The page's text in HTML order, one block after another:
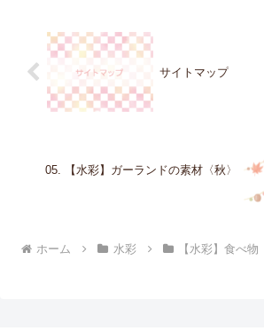
サイトマップ
05. 【水彩】ガーランドの素材〈秋〉
ホーム 水彩 【水彩】食べ物